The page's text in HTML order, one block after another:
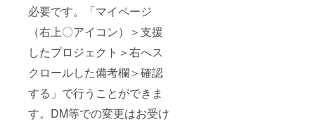
必要です。「マイページ
（右上〇アイコン）＞支援
したプロジェクト＞右へス
クロールした備考欄＞確認
する」で行うことができま
す。DM等での変更はお受け